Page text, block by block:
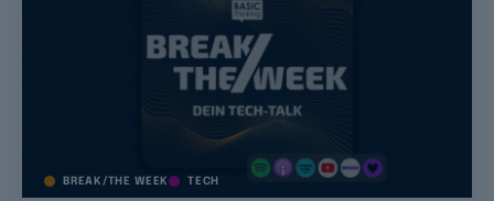
BREAK/THE WEEK TECH